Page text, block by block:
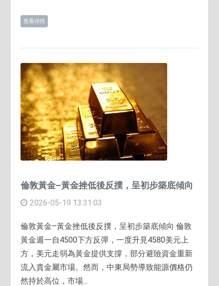
查看详情
倫敦黃金–黃金挫低後反撲，呈初步築底傾向
2026-05-19 13:31:03
倫敦黃金–黃金挫低後反撲，呈初步築底傾向 倫敦
黃金週一自4500下方反彈，一度升見4580美元上
方，美元走弱為黃金提供支撐，部分避險資金重新
流入貴金屬市場。然而，中東局勢導致能源價格仍
然持於高位，市場...